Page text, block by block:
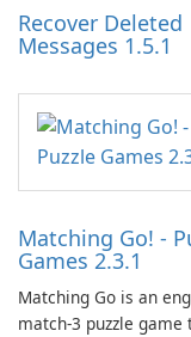
Recover Deleted
Messages 1.5.1
Matching Go! -
Games 2.3.1
Matching Go is an
match-3 puzzle game